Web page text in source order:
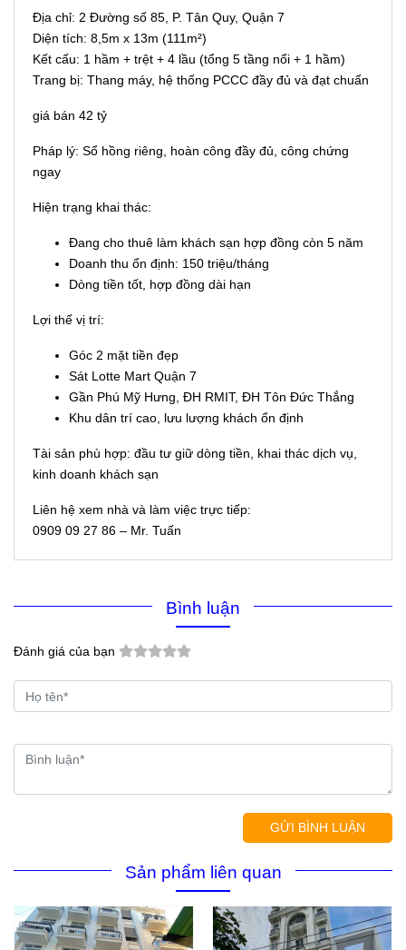
Địa chỉ: 2 Đường số 85, P. Tân Quy, Quận 7
Diện tích: 8,5m x 13m (111m²)
Kết cấu: 1 hầm + trệt + 4 lầu (tổng 5 tầng nổi + 1 hầm)
Trang bị: Thang máy, hệ thống PCCC đầy đủ và đạt chuẩn
giá bán 42 tỷ
Pháp lý: Sổ hồng riêng, hoàn công đầy đủ, công chứng
ngay
Hiện trạng khai thác:
Đang cho thuê làm khách sạn hợp đồng còn 5 năm
Doanh thu ổn định: 150 triệu/tháng
Dòng tiền tốt, hợp đồng dài hạn
Lợi thế vị trí:
Góc 2 mặt tiền đẹp
Sát Lotte Mart Quận 7
Gần Phú Mỹ Hưng, ĐH RMIT, ĐH Tôn Đức Thắng
Khu dân trí cao, lưu lượng khách ổn định
Tài sản phù hợp: đầu tư giữ dòng tiền, khai thác dịch vụ,
kinh doanh khách sạn
Liên hệ xem nhà và làm việc trực tiếp:
0909 09 27 86 – Mr. Tuấn
Bình luận
Đánh giá của bạn
GỬI BÌNH LUẬN
Sản phẩm liên quan